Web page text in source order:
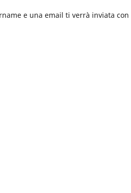
e una email ti verrà inviata